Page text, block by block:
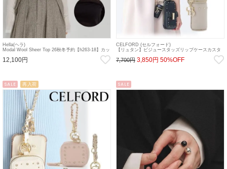
Hella(ヘラ)
Modal Wool Sheer Top 26秋冬予約【h263-18】カッ
12,100円
CELFORD (セルフォード)
【リュタン】ビジュースタッズリップケースカスタ
7,700円 3,850円 50%OFF
SALE 再入荷 SALE